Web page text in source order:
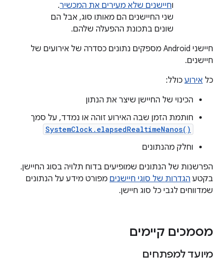
וחיישנים שלא מעירים את המכשיר.
שני החיישנים הם מאותו סוג, אבל הם
שונים בתכונת ההפעלה שלהם.
חיישני Android מספקים נתונים כסדרה של אירועים של
חיישנים.
כל אירוע כולל:
הכינוי של החיישן שיצר את הנתון
חותמת הזמן שבה האירוע זוהה או נמדד, על סמך
SystemClock.elapsedRealtimeNanos()
וחלק מהנתונים
הפרשנות של הנתונים שמופיעים בדוח תלויה בסוג החיישן.
בקטע הגדרות של סוגי חיישנים מפורט מידע על הנתונים
שמדווחים לגבי כל סוג חיישן.
מסמכים קיימים
מיועד למפתחים